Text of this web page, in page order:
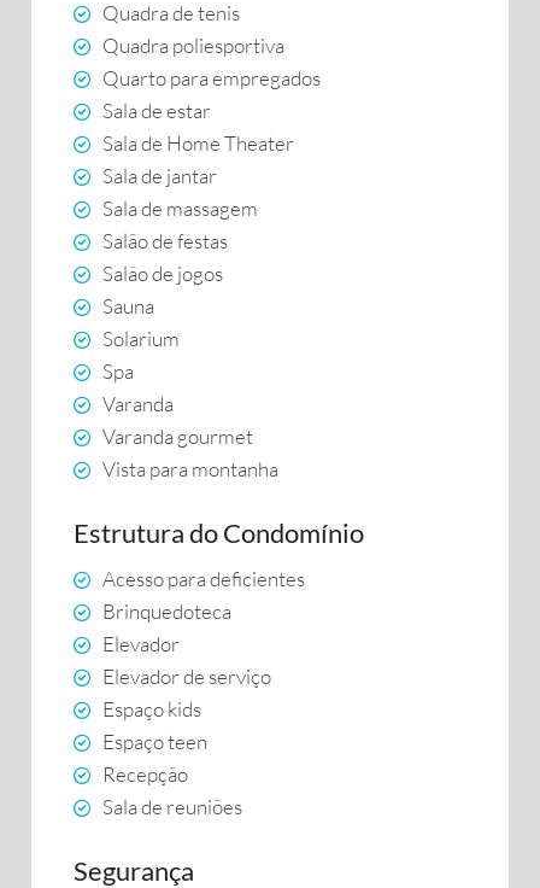
Quadra de tenis
Quadra poliesportiva
Quarto para empregados
Sala de estar
Sala de Home Theater
Sala de jantar
Sala de massagem
Salão de festas
Salão de jogos
Sauna
Solarium
Spa
Varanda
Varanda gourmet
Vista para montanha
Estrutura do Condomínio
Acesso para deficientes
Brinquedoteca
Elevador
Elevador de serviço
Espaço kids
Espaço teen
Recepção
Sala de reuniões
Segurança